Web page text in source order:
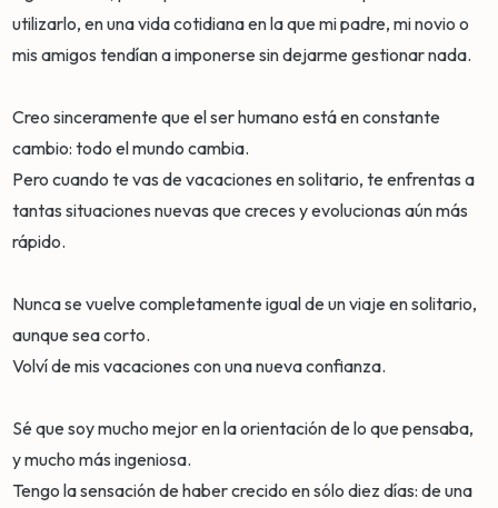
utilizarlo, en una vida cotidiana en la que mi padre, mi novio o
mis amigos tendían a imponerse sin dejarme gestionar nada.
Creo sinceramente que el ser humano está en constante
cambio: todo el mundo cambia.
Pero cuando te vas de vacaciones en solitario, te enfrentas a
tantas situaciones nuevas que creces y evolucionas aún más
rápido.
Nunca se vuelve completamente igual de un viaje en solitario,
aunque sea corto.
Volví de mis vacaciones con una nueva confianza.
Sé que soy mucho mejor en la orientación de lo que pensaba,
y mucho más ingeniosa.
Tengo la sensación de haber crecido en sólo diez días: de una